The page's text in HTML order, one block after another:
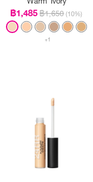
฿1,485฿1,650 (10%)
+1